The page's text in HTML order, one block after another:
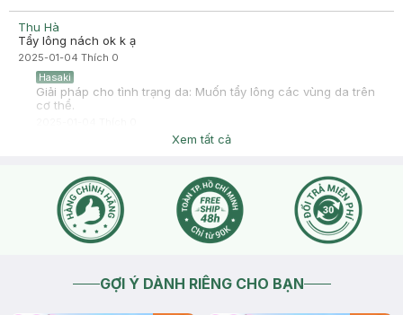
Thu Hà
Tẩy lông nách ok k ạ
2025-01-04 Thích 0
Hasaki
Giải pháp cho tình trạng da: Muốn tẩy lông các vùng da trên
cơ thể.
Xem tất cả
GỢI Ý DÀNH RIÊNG CHO BẠN